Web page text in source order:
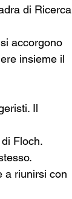
di Ricerca
accorgono
insieme il
Il
Floch.
a riunirsi con